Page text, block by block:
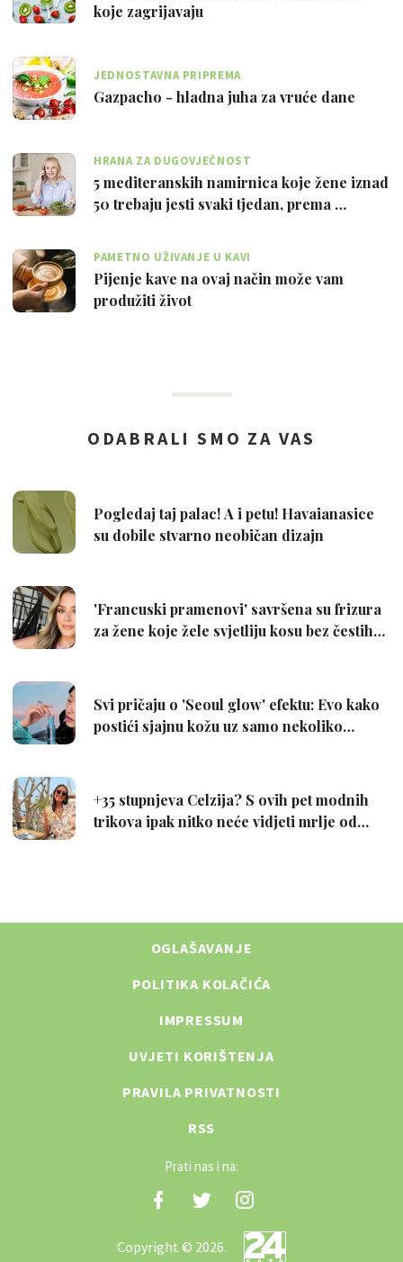
koje zagrijavaju
JEDNOSTAVNA PRIPREMA
Gazpacho - hladna juha za vruće dane
HRANA ZA DUGOVJEČNOST
5 mediteranskih namirnica koje žene iznad
50 trebaju jesti svaki tjedan, prema …
PAMETNO UŽIVANJE U KAVI
Pijenje kave na ovaj način može vam
produžiti život
OGLAŠAVANJE
POLITIKA KOLAČIĆA
IMPRESSUM
UVJETI KORIŠTENJA
PRAVILA PRIVATNOSTI
RSS
Prati nas i na:
Copyright © 2026.